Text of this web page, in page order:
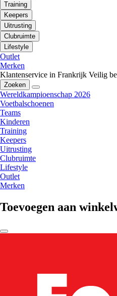
Training
Keepers
Uitrusting
Clubruimte
Lifestyle
Outlet
Merken
Klantenservice in Frankrijk Veilig
Zoeken
Wereldkampioenschap 2026
Voetbalschoenen
Teams
Kinderen
Training
Keepers
Uitrusting
Clubruimte
Lifestyle
Outlet
Merken
Toevoegen aan